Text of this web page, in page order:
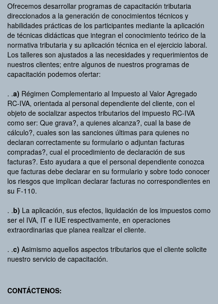
Ofrecemos desarrollar programas de capacitación tributaria
direccionados a la generación de conocimientos técnicos y
habilidades prácticas de los participantes mediante la aplicación
de técnicas didácticas que integran el conocimiento teórico de la
normativa tributaria y su aplicación técnica en el ejercicio laboral.
Los talleres son ajustados a las necesidades y requerimientos de
nuestros clientes; entre algunos de nuestros programas de
capacitación podemos ofertar:
. .a) Régimen Complementario al Impuesto al Valor Agregado
RC-IVA, orientada al personal dependiente del cliente, con el
objeto de socializar aspectos tributarios del impuesto RC-IVA
como ser: Que grava?, a quienes alcanza?, cual la base de
cálculo?, cuales son las sanciones últimas para quienes no
declaran correctamente su formulario o adjuntan facturas
compradas?, cual el procedimiento de declaración de sus
facturas?. Esto ayudara a que el personal dependiente conozca
que facturas debe declarar en su formulario y sobre todo conocer
los riesgos que implican declarar facturas no correspondientes en
su F-110.
. .b) La aplicación, sus efectos, liquidación de los impuestos como
ser el IVA, IT e IUE respectivamente, en operaciones
extraordinarias que planea realizar el cliente.
. .c) Asimismo aquellos aspectos tributarios que el cliente solicite
nuestro servicio de capacitación.
CONTÁCTENOS: